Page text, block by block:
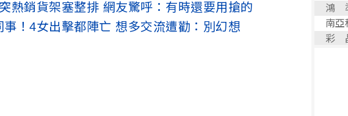
熱銷貨架塞整排 網友驚呼：有時還要用搶的
！4女出擊都陣亡 想多交流遭勸：別幻想